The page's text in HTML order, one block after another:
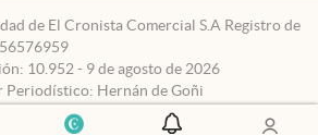
de El Cronista Comercial S.A Registro de
10.952 - 9 de agosto de 2026
Periodístico: Hernán de Goñi